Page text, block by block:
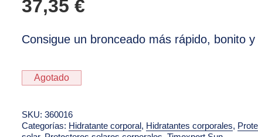
37,35 €
Consigue un bronceado más rápido, bonito y
Agotado
SKU: 360016
Categorías: Hidratante corporal, Hidratantes corporales,